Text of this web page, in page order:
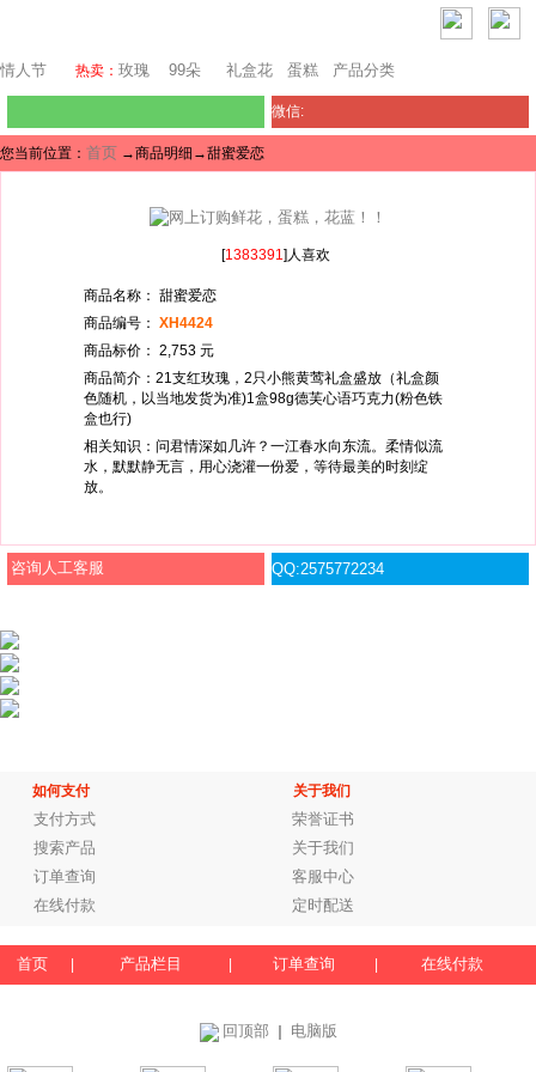
情人节 热卖： 玫瑰 99朵 礼盒花 蛋糕 产品分类
微信:
您当前位置： 首页 →商品明细→甜蜜爱恋
[1383391]人喜欢
商品名称： 甜蜜爱恋
商品编号： XH4424
商品标价： 2,753 元
商品简介：21支红玫瑰，2只小熊黄莺礼盒盛放（礼盒颜
色随机，以当地发货为准)1盒98g德芙心语巧克力(粉色铁
盒也行)
相关知识：问君情深如几许？一江春水向东流。柔情似流
水，默默静无言，用心浇灌一份爱，等待最美的时刻绽
放。
咨询人工客服 QQ:2575772234
如何支付 关于我们
支付方式
荣誉证书
搜索产品
关于我们
订单查询
客服中心
在线付款
定时配送
首页 产品栏目 订单查询 在线付款
回顶部 电脑版